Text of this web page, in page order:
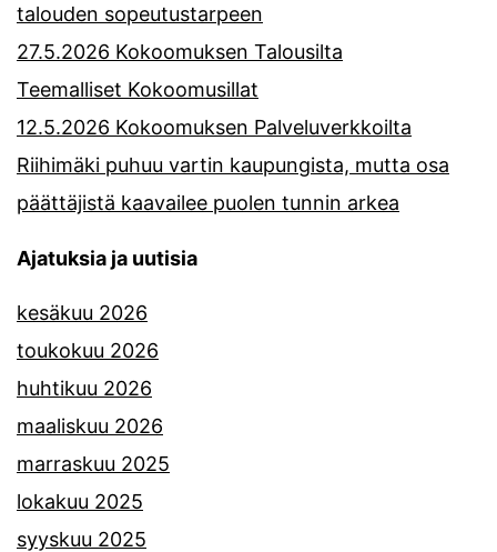
talouden sopeutustarpeen
27.5.2026 Kokoomuksen Talousilta
Teemalliset Kokoomusillat
12.5.2026 Kokoomuksen Palveluverkkoilta
Riihimäki puhuu vartin kaupungista, mutta osa
päättäjistä kaavailee puolen tunnin arkea
Ajatuksia ja uutisia
kesäkuu 2026
toukokuu 2026
huhtikuu 2026
maaliskuu 2026
marraskuu 2025
lokakuu 2025
syyskuu 2025